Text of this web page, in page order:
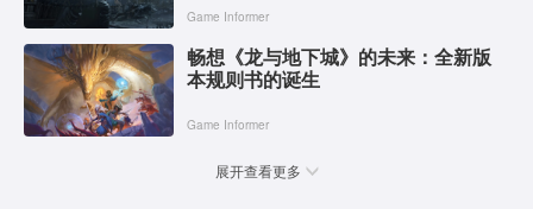
Game Informer
畅想《龙与地下城》的未来：全新版
本规则书的诞生
Game Informer
展开查看更多